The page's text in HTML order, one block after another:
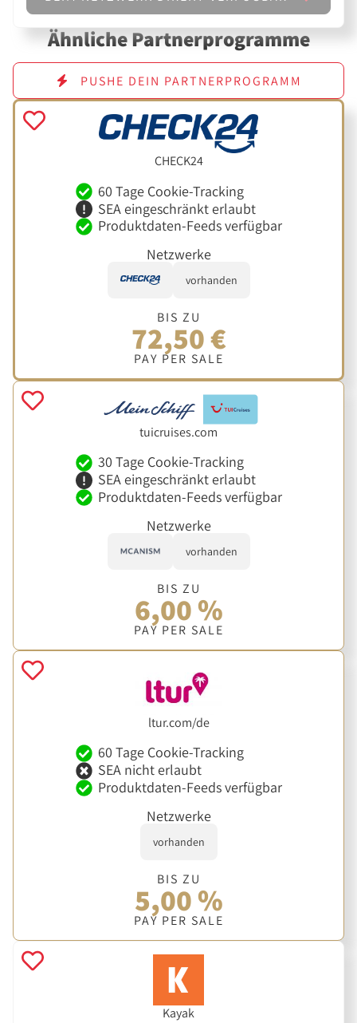
Ähnliche Partnerprogramme
PUSHE DEIN PARTNERPROGRAMM
CHECK24
60 Tage Cookie-Tracking
SEA eingeschränkt erlaubt
Produktdaten-Feeds verfügbar
Netzwerke
vorhanden
BIS ZU
72,50 €
PAY PER SALE
tuicruises.com
30 Tage Cookie-Tracking
SEA eingeschränkt erlaubt
Produktdaten-Feeds verfügbar
Netzwerke
vorhanden
BIS ZU
6,00 %
PAY PER SALE
ltur.com/de
60 Tage Cookie-Tracking
SEA nicht erlaubt
Produktdaten-Feeds verfügbar
Netzwerke
vorhanden
BIS ZU
5,00 %
PAY PER SALE
Kayak